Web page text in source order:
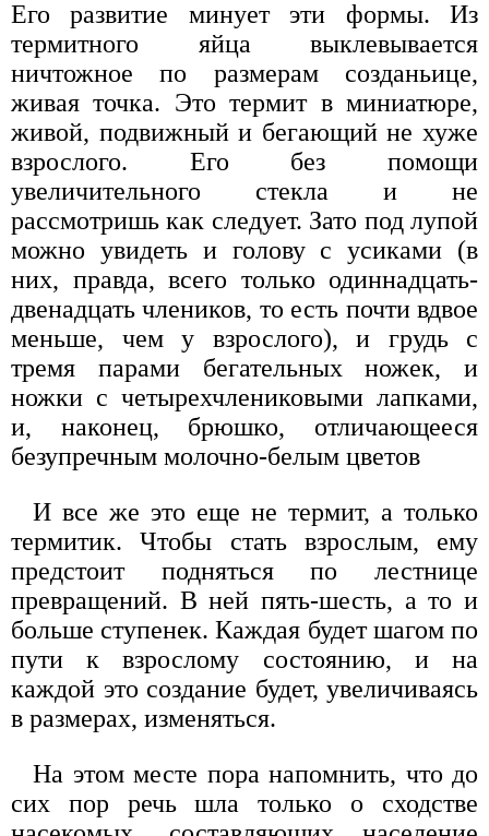
Его развитие минует эти формы. Из
термитного яйца выклевывается
ничтожное по размерам созданьице,
живая точка. Это термит в миниатюре,
живой, подвижный и бегающий не хуже
взрослого. Его без помощи
увеличительного стекла и не
рассмотришь как следует. Зато под лупой
можно увидеть и голову с усиками (в
них, правда, всего только одиннадцать-
двенадцать члеников, то есть почти вдвое
меньше, чем у взрослого), и грудь с
тремя парами бегательных ножек, и
ножки с четырехчлениковыми лапками,
и, наконец, брюшко, отличающееся
безупречным молочно-белым цветов
И все же это еще не термит, а только
термитик. Чтобы стать взрослым, ему
предстоит подняться по лестнице
превращений. В ней пять-шесть, а то и
больше ступенек. Каждая будет шагом по
пути к взрослому состоянию, и на
каждой это создание будет, увеличиваясь
в размерах, изменяться.
На этом месте пора напомнить, что до
сих пор речь шла только о сходстве